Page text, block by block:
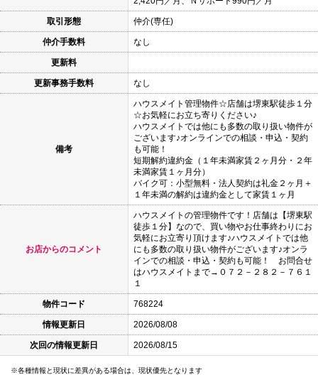
取引形態 仲介(専任)
仲介手数料 なし
更新料
更新事務手数料 なし
備考
ハウスメイト管理物件☆店舗は堺東駅徒歩１分
☆お気軽にお立ち寄りください♪
ハウスメイトでは他にも多数の取り扱い物件が
ございます♪オンラインでの相談・申込・契約
も可能！
短期解約違約金（１年未満家賃２ヶ月分・２年
未満家賃１ヶ月分）
バイク可：小型無料・法人契約は礼金２ヶ月＋
１年未満の解約は違約金として家賃１ヶ月
お店からのコメント
ハウスメイトの管理物件です！店舗は【堺東駅
徒歩１分】なので、買い物やお仕事終わりにお
気軽にお立寄り頂けます♪ハウスメイトでは他
にも多数の取り扱い物件がございます♪オンラ
インでの相談・申込・契約も可能！ お問合せ
はハウスメイトまで→０７２－２８２－７６１
１
物件コード 768224
情報更新日 2026/08/08
次回の情報更新日 2026/08/15
各種情報と現状に差異がある場合は、現状優先となります